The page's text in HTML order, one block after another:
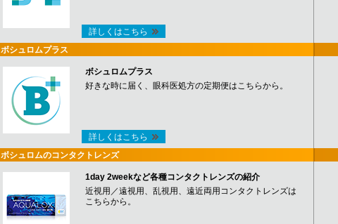
詳しくはこちら
ボシュロムプラス
ボシュロムプラス
好きな時に届く、眼科医処方の定期便はこちらから。
詳しくはこちら
ボシュロムのコンタクトレンズ
1day 2weekなど各種コンタクトレンズの紹介
近視用／遠視用、乱視用、遠近両用コンタクトレンズは
こちらから。